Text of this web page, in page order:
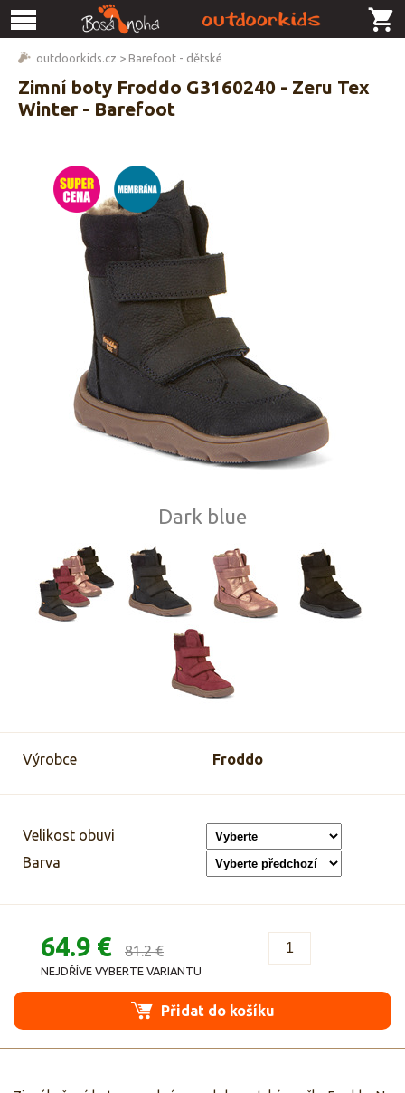
outdoorkids.cz > Barefoot - dětské
Zimní boty Froddo G3160240 - Zeru Tex
Winter - Barefoot
Dark blue
Výrobce Froddo
Velikost obuvi
Barva
64.9 € 81.2 €
NEJDŘÍVE VYBERTE VARIANTU
Přidat do košíku